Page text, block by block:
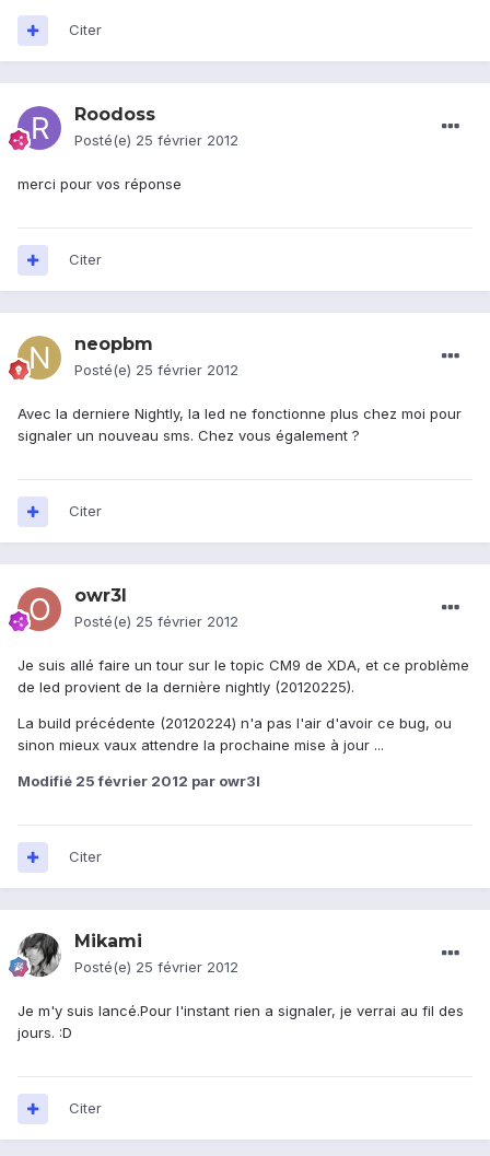
Citer
Roodoss
Posté(e) 25 février 2012
merci pour vos réponse
Citer
neopbm
Posté(e) 25 février 2012
Avec la derniere Nightly, la led ne fonctionne plus chez moi pour
signaler un nouveau sms. Chez vous également ?
Citer
owr3l
Posté(e) 25 février 2012
Je suis allé faire un tour sur le topic CM9 de XDA, et ce problème
de led provient de la dernière nightly (20120225).
La build précédente (20120224) n'a pas l'air d'avoir ce bug, ou
sinon mieux vaux attendre la prochaine mise à jour ...
Modifié 25 février 2012 par owr3l
Citer
Mikami
Posté(e) 25 février 2012
Je m'y suis lancé.Pour l'instant rien a signaler, je verrai au fil des
jours. :D
Citer